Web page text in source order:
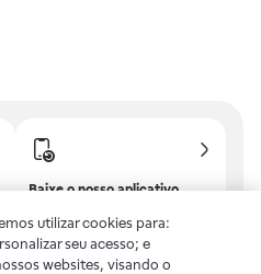
Baixe o nosso aplicativo
benefícios exclusivos!
utilizar cookies para:
seu acesso; e
websites, visando o